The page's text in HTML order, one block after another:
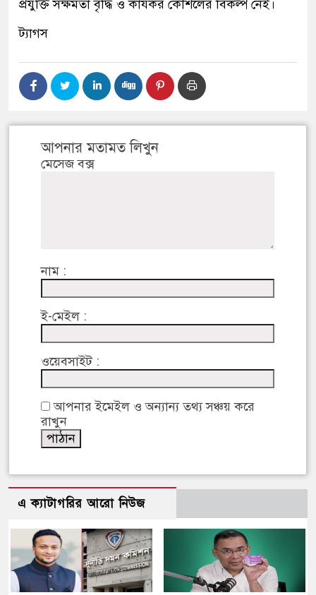
প্রযুক্তি সক্ষমতা বৃদ্ধি ও কার্যকর কৌশলের বিকল্প নেই।
ট্যাগস
আপনার মতামত লিখুন
মেসেজ বক্স
নাম :
ই-মেইল :
ওয়েবসাইট :
আপনার ইমেইল ও অন্যান্য তথ্য সঞ্চয় করে
রাখুন
এ ক্যাটাগরির আরো নিউজ